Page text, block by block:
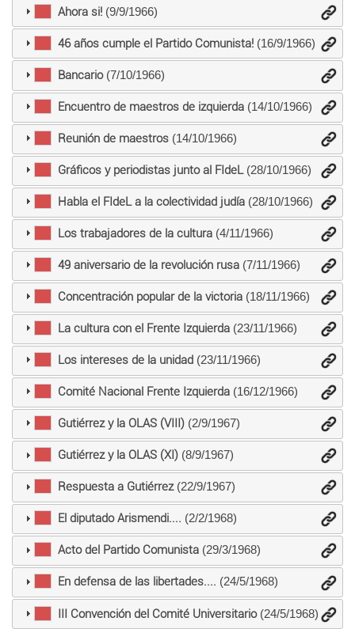
Ahora si!(9/9/1966)
46 años cumple el Partido Comunista!(16/9/1966)
Bancario(7/10/1966)
Encuentro de maestros de izquierda(14/10/1966)
Reunión de maestros(14/10/1966)
Gráficos y periodistas junto al FIdeL(28/10/1966)
Habla el FIdeL a la colectividad judía(28/10/1966)
Los trabajadores de la cultura(4/11/1966)
49 aniversario de la revolución rusa(7/11/1966)
Concentración popular de la victoria(18/11/1966)
La cultura con el Frente Izquierda(23/11/1966)
Los intereses de la unidad(23/11/1966)
Comité Nacional Frente Izquierda(16/12/1966)
Gutiérrez y la OLAS (VIII)(2/9/1967)
Gutiérrez y la OLAS (XI)(8/9/1967)
Respuesta a Gutiérrez(22/9/1967)
El diputado Arismendi.... (2/2/1968)
Acto del Partido Comunista(29/3/1968)
En defensa de las libertades.... (24/5/1968)
III Convención del Comité Universitario(24/5/1968)